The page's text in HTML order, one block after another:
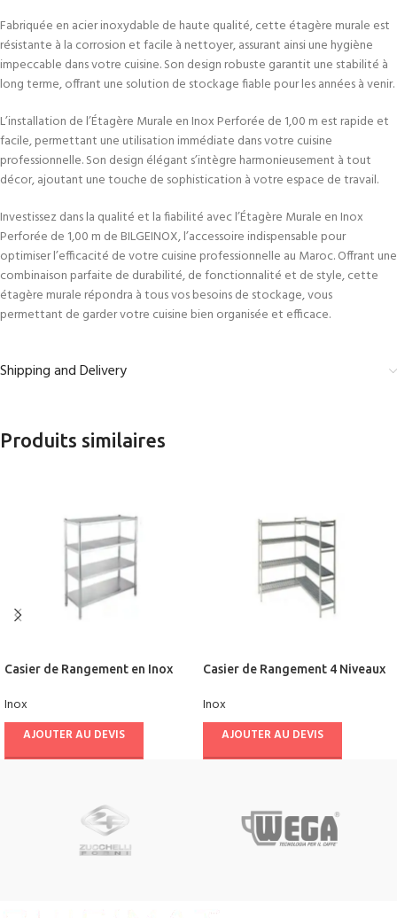
Fabriquée en acier inoxydable de haute qualité, cette étagère murale est
résistante à la corrosion et facile à nettoyer, assurant ainsi une hygiène
impeccable dans votre cuisine. Son design robuste garantit une stabilité à
long terme, offrant une solution de stockage fiable pour les années à venir.
L’installation de l’Étagère Murale en Inox Perforée de 1,00 m est rapide et
facile, permettant une utilisation immédiate dans votre cuisine
professionnelle. Son design élégant s’intègre harmonieusement à tout
décor, ajoutant une touche de sophistication à votre espace de travail.
Investissez dans la qualité et la fiabilité avec l’Étagère Murale en Inox
Perforée de 1,00 m de BILGEINOX, l’accessoire indispensable pour
optimiser l’efficacité de votre cuisine professionnelle au Maroc. Offrant une
combinaison parfaite de durabilité, de fonctionnalité et de style, cette
étagère murale répondra à tous vos besoins de stockage, vous
permettant de garder votre cuisine bien organisée et efficace.
Shipping and Delivery
Produits similaires
Casier de Rangement en Inox
Inox
AJOUTER AU DEVIS
Casier de Rangement 4 Niveaux
Inox
AJOUTER AU DEVIS